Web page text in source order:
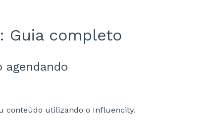
Guia completo
conteúdo utilizando o Influencity.